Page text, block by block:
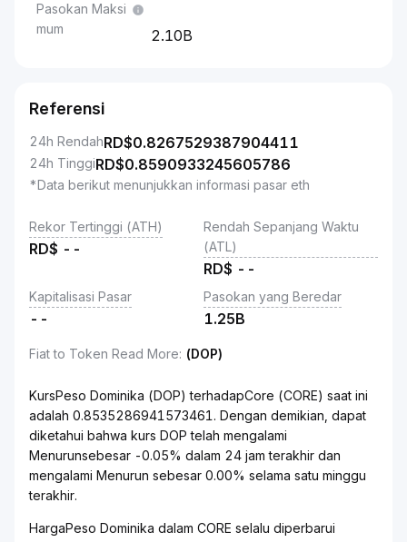
Pasokan Maksi
mum
2.10B
Referensi
24h RendahRD$0.8267529387904411
24h TinggiRD$0.8590933245605786
*Data berikut menunjukkan informasi pasar eth
Rekor Tertinggi (ATH)
RD$ --
Rendah Sepanjang Waktu
(ATL)
RD$ --
Kapitalisasi Pasar
--
Pasokan yang Beredar
1.25B
Fiat to Token Read More: (DOP)
KursPeso Dominika (DOP) terhadapCore (CORE) saat ini
adalah 0.8535286941573461. Dengan demikian, dapat
diketahui bahwa kurs DOP telah mengalami
Menurunsebesar -0.05% dalam 24 jam terakhir dan
mengalami Menurun sebesar 0.00% selama satu minggu
terakhir.
HargaPeso Dominika dalam CORE selalu diperbarui